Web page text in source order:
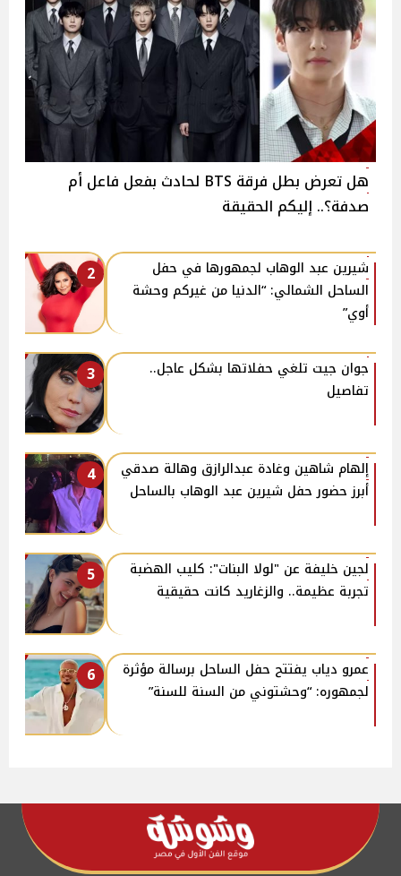
هل تعرض بطل فرقة BTS لحادث بفعل فاعل أم
صدفة؟.. إليكم الحقيقة
2
شيرين عبد الوهاب لجمهورها في حفل
الساحل الشمالي: “الدنيا من غيركم وحشة
أوي”
3
جوان جيت تلغي حفلاتها بشكل عاجل..
تفاصيل
4
إلهام شاهين وغادة عبدالرازق وهالة صدقي
أبرز حضور حفل شيرين عبد الوهاب بالساحل
5
لجين خليفة عن "لولا البنات": كليب الهضبة
تجربة عظيمة.. والزغاريد كانت حقيقية
6
عمرو دياب يفتتح حفل الساحل برسالة مؤثرة
لجمهوره: “وحشتوني من السنة للسنة”